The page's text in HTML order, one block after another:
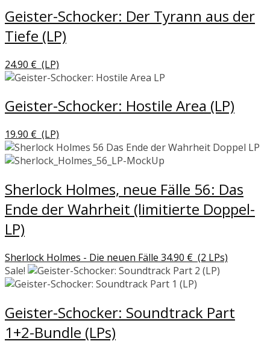
Geister-Schocker: Der Tyrann aus der
Tiefe (LP)
24.90 € (LP)
Geister-Schocker: Hostile Area (LP)
19.90 € (LP)
Sherlock Holmes, neue Fälle 56: Das
Ende der Wahrheit (limitierte Doppel-
LP)
Sherlock Holmes - Die neuen Fälle 34.90 € (2 LPs)
Sale!
Geister-Schocker: Soundtrack Part
1+2-Bundle (LPs)